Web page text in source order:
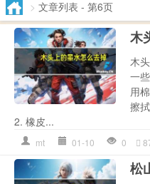
> 文章列表 - 第6页
木
木
一
用
擦
2. 橡皮...
mt 01-10 0
松